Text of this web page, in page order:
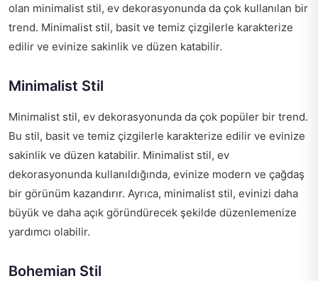
olan minimalist stil, ev dekorasyonunda da çok kullanılan bir
trend. Minimalist stil, basit ve temiz çizgilerle karakterize
edilir ve evinize sakinlik ve düzen katabilir.
Minimalist Stil
Minimalist stil, ev dekorasyonunda da çok popüler bir trend.
Bu stil, basit ve temiz çizgilerle karakterize edilir ve evinize
sakinlik ve düzen katabilir. Minimalist stil, ev
dekorasyonunda kullanıldığında, evinize modern ve çağdaş
bir görünüm kazandırır. Ayrıca, minimalist stil, evinizi daha
büyük ve daha açık göründürecek şekilde düzenlemenize
yardımcı olabilir.
Bohemian Stil